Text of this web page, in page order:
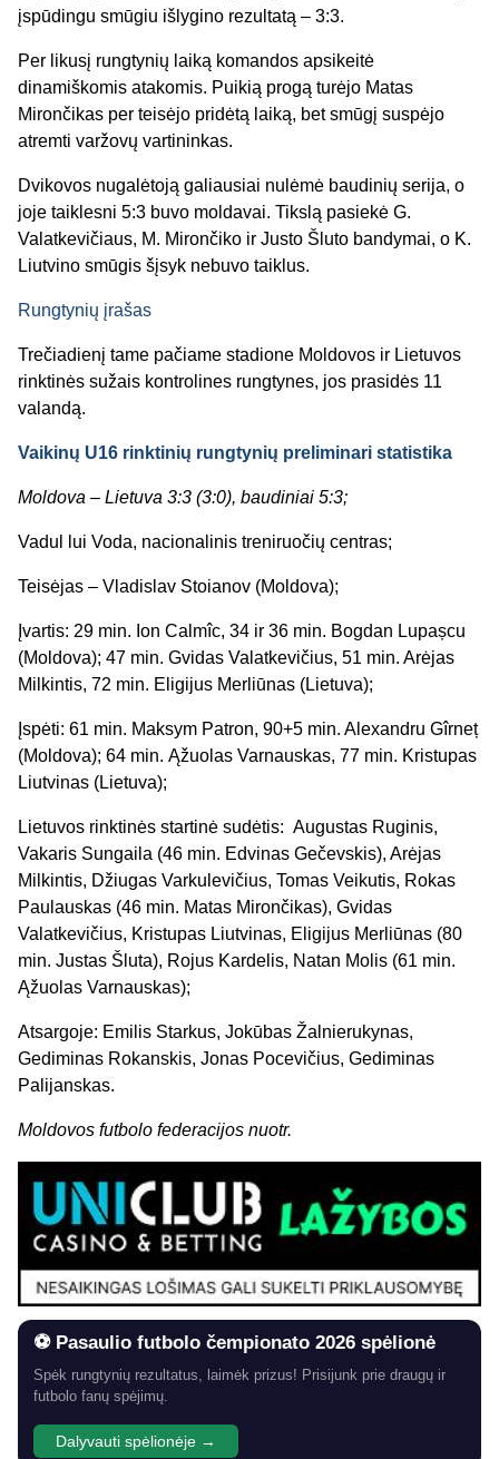
įspūdingu smūgiu išlygino rezultatą – 3:3.
Per likusį rungtynių laiką komandos apsikeitė
dinamiškomis atakomis. Puikią progą turėjo Matas
Mirončikas per teisėjo pridėtą laiką, bet smūgį suspėjo
atremti varžovų vartininkas.
Dvikovos nugalėtoją galiausiai nulėmė baudinių serija, o
joje taiklesni 5:3 buvo moldavai. Tikslą pasiekė G.
Valatkevičiaus, M. Mirončiko ir Justo Šluto bandymai, o K.
Liutvino smūgis šįsyk nebuvo taiklus.
Rungtynių įrašas
Trečiadienį tame pačiame stadione Moldovos ir Lietuvos
rinktinės sužais kontrolines rungtynes, jos prasidės 11
valandą.
Vaikinų U16 rinktinių rungtynių preliminari statistika
Moldova – Lietuva 3:3 (3:0), baudiniai 5:3;
Vadul lui Voda, nacionalinis treniruočių centras;
Teisėjas – Vladislav Stoianov (Moldova);
Įvartis: 29 min. Ion Calmîc, 34 ir 36 min. Bogdan Lupașcu
(Moldova); 47 min. Gvidas Valatkevičius, 51 min. Arėjas
Milkintis, 72 min. Eligijus Merliūnas (Lietuva);
Įspėti: 61 min. Maksym Patron, 90+5 min. Alexandru Gîrneț
(Moldova); 64 min. Ąžuolas Varnauskas, 77 min. Kristupas
Liutvinas (Lietuva);
Lietuvos rinktinės startinė sudėtis: Augustas Ruginis,
Vakaris Sungaila (46 min. Edvinas Gečevskis), Arėjas
Milkintis, Džiugas Varkulevičius, Tomas Veikutis, Rokas
Paulauskas (46 min. Matas Mirončikas), Gvidas
Valatkevičius, Kristupas Liutvinas, Eligijus Merliūnas (80
min. Justas Šluta), Rojus Kardelis, Natan Molis (61 min.
Ąžuolas Varnauskas);
Atsargoje: Emilis Starkus, Jokūbas Žalnierukynas,
Gediminas Rokanskis, Jonas Pocevičius, Gediminas
Palijanskas.
Moldovos futbolo federacijos nuotr.
⚽ Pasaulio futbolo čempionato 2026 spėlionė
Spėk rungtynių rezultatus, laimėk prizus! Prisijunk prie draugų ir
futbolo fanų spėjimų.
Dalyvauti spėlionėje →